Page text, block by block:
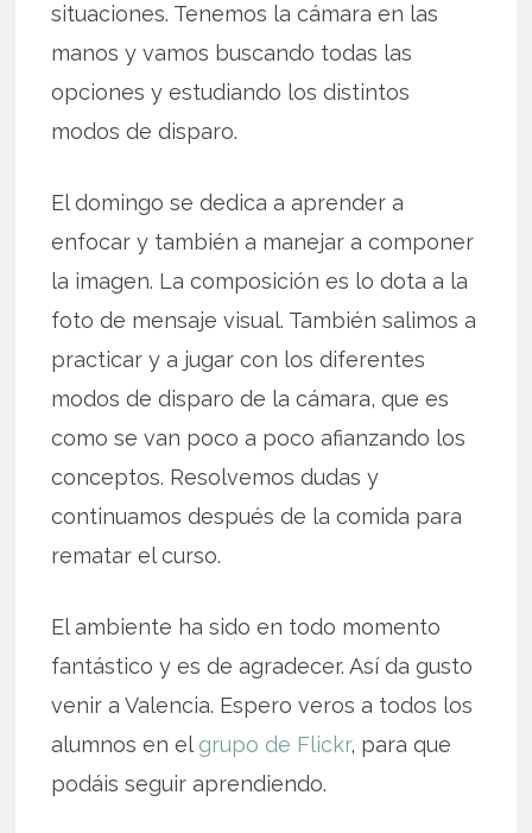
situaciones. Tenemos la cámara en las
manos y vamos buscando todas las
opciones y estudiando los distintos
modos de disparo.
El domingo se dedica a aprender a
enfocar y también a manejar a componer
la imagen. La composición es lo dota a la
foto de mensaje visual. También salimos a
practicar y a jugar con los diferentes
modos de disparo de la cámara, que es
como se van poco a poco afianzando los
conceptos. Resolvemos dudas y
continuamos después de la comida para
rematar el curso.
El ambiente ha sido en todo momento
fantástico y es de agradecer. Así da gusto
venir a Valencia. Espero veros a todos los
alumnos en el grupo de Flickr, para que
podáis seguir aprendiendo.